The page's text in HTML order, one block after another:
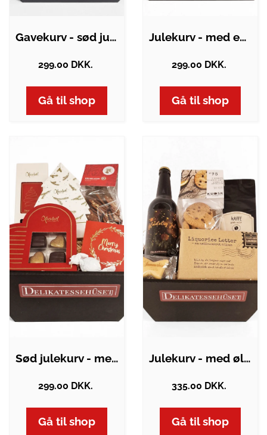
Gavekurv - sød julekurv med…
299.00 DKK.
Gå til shop
Julekurv - med en lille flaske mjød og…
299.00 DKK.
Gå til shop
Sød julekurv - med chokolade og knas
299.00 DKK.
Gå til shop
Julekurv - med øl, kaffe og småkager
335.00 DKK.
Gå til shop